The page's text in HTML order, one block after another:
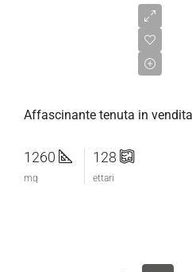
1260
mq
128
ettari